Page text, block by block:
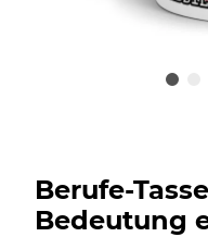
Berufe-
Bedeutung